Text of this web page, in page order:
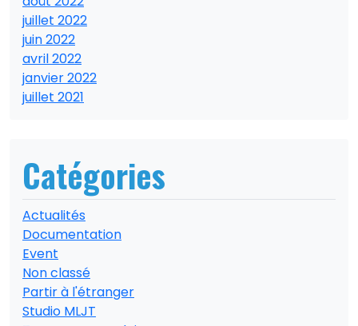
juillet 2022
juin 2022
avril 2022
janvier 2022
juillet 2021
Catégories
Actualités
Documentation
Event
Non classé
Partir à l'étranger
Studio MLJT